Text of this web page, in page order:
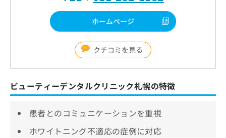
ホームページ
クチコミを見る
ビューティーデンタルクリニック札幌の特徴
患者とのコミュニケーションを重視
ホワイトニング不適応の症例に対応